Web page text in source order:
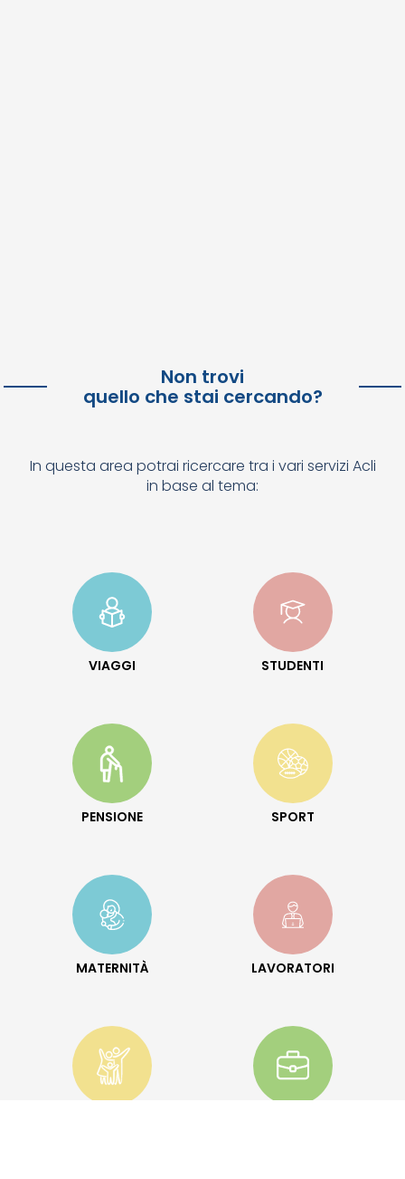
Non trovi
quello che stai cercando?
In questa area potrai ricercare tra i vari servizi Acli
in base al tema:
VIAGGI STUDENTI
PENSIONE SPORT
MATERNITÀ LAVORATORI